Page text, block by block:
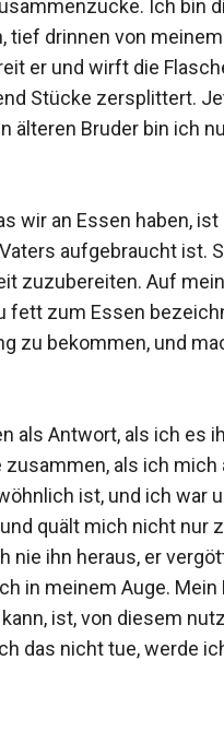
Ich bin
drinnen von
er und wirft die
Stücke zersplittert.
Bruder bin ich
wir an Essen haben,
aufgebraucht ist.
zuzubereiten. Auf
zum Essen
zu bekommen, und
als Antwort, als ich es
als ich
ist, und ich war
quält mich nicht nur
nie ihn heraus, er
in meinem Auge.
ist, von diesem
das nicht tue, werde